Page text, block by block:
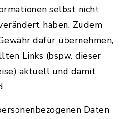
selbst nicht
haben. Zudem
dafür übernehmen,
Links (bspw. dieser
aktuell und damit
Daten